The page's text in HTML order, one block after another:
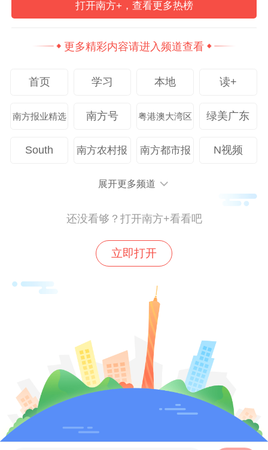
图片：台山法院提供
南方日报、南方+客户端原创，未经授权不得
分享到：
打开南方+，查看更多热榜
更多精彩内容请进入频道查看
首页 学习 本地 读+
南方报业精选 南方号 粤港澳大湾区 绿美广东
South 南方农村报 南方都市报 N视频
展开更多频道
还没看够？打开南方+看看吧
立即打开